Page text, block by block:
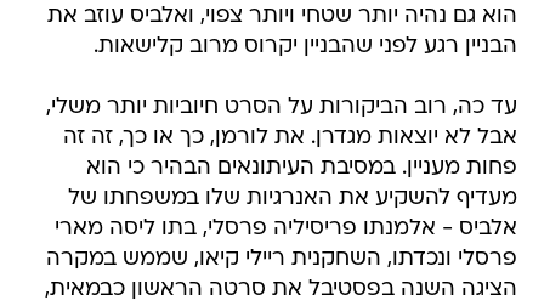
הוא גם נהיה יותר שטחי ויותר צפוי, ואלביס עוזב את
הבניין רגע לפני שהבניין יקרוס מרוב קלישאות.
עד כה, רוב הביקורות על הסרט חיוביות יותר משלי,
אבל לא יוצאות מגדרן. את לורמן, כך או כך, זה זה
פחות מעניין. במסיבת העיתונאים הבהיר כי הוא
מעדיף להשקיע את האנרגיות שלו במשפחתו של
אלביס - אלמנתו פריסיליה פרסלי, בתו ליסה מארי
פרסלי ונכדתו, השחקנית ריילי קיאו, שממש במקרה
הציגה השנה בפסטיבל את סרטה הראשון כבמאית,